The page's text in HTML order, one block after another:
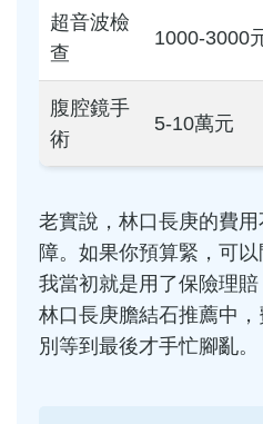
超音波檢
查
1000-3000
腹腔鏡手
術
5-10萬元
老實說，林口長庚的費
障。如果你預算緊，可以
我當初就是用了保險理賠
林口長庚膽結石推薦中，
別等到最後才手忙腳亂。